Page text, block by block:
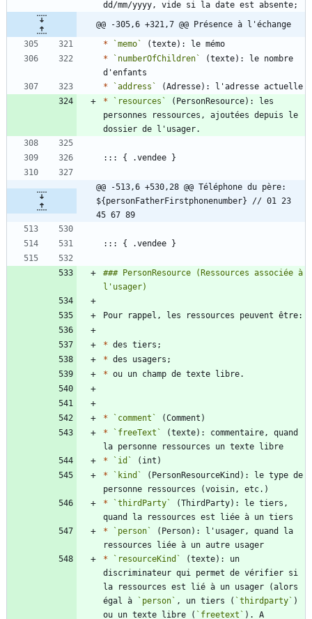
@@ -305,6 +321,7 @@ Présence à l'échange
*
`memo`
*
`numberOfChildren`
(texte): le nombre
*
`address`
*
`resources`
(PersonResource): les
personnes ressources, ajoutées depuis le
@@ -513,6 +530,28 @@ Téléphone du père:
${personFatherFirstphonenumber} // 01 23
45 67 89
### PersonResource (Ressources associée à
*
*
*
* `comment`
*
`freeText`
(texte): commentaire, quand
*
`id`
*
`kind`
(PersonResourceKind): le type de
*
`thirdParty`
(ThirdParty): le tiers,
*
`person`
(Person): l'usager, quand la
*
`resourceKind`
(texte): un
discriminateur qui permet de vérifier si
la ressources est lié à un usager (alors
égal à
`person` , un tiers ( `thirdparty` )
ou un texte libre ( `freetext` ). A